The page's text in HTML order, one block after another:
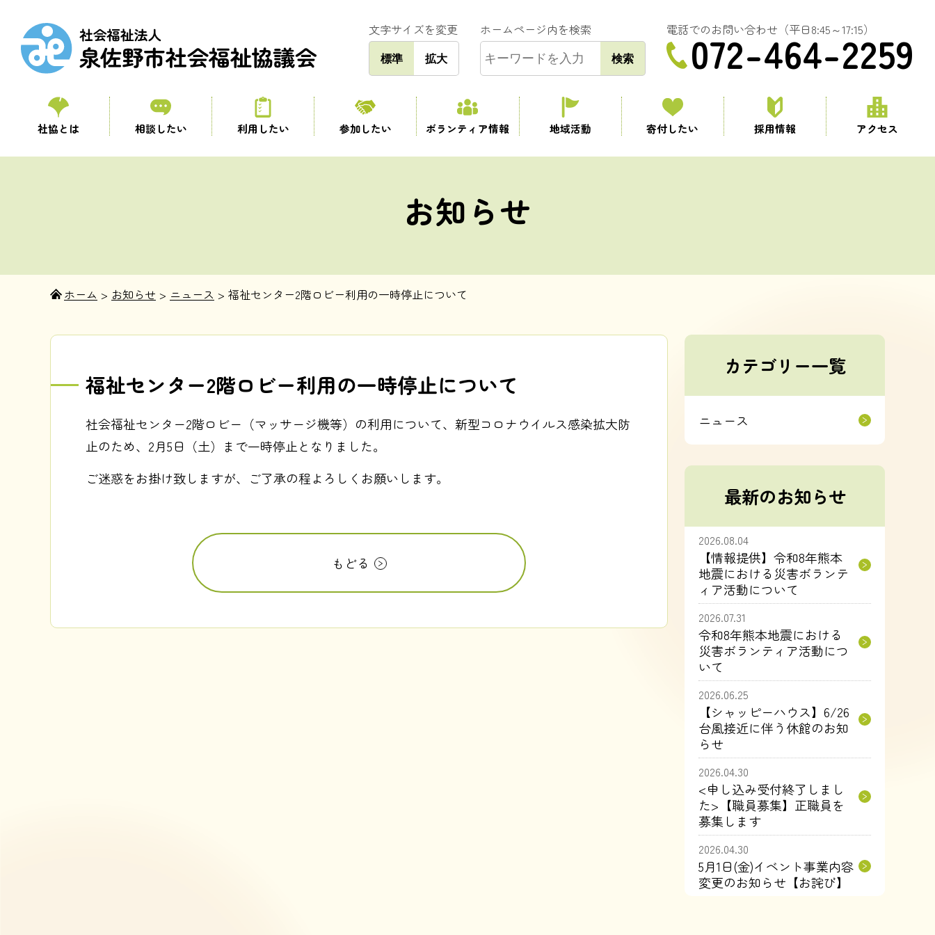
文字サイズを変更
標準 拡大
ホームページ内を検索
検索
電話でのお問い合わせ（平日8:45～17:15）
072-464-2259
社協とは 相談したい 利用したい 参加したい ボランティア情報 地域活動 寄付したい 採用情報 アクセス
お知らせ
ホーム > お知らせ > ニュース > 福祉センター2階ロビー利用の一時停止について
福祉センター2階ロビー利用の一時停止について
社会福祉センター2階ロビー（マッサージ機等）の利用について、新型コロナウイルス感染拡大防
止のため、2月5日（土）まで一時停止となりました。
ご迷惑をお掛け致しますが、ご了承の程よろしくお願いします。
もどる
カテゴリー一覧
ニュース
最新のお知らせ
2026.08.04
【情報提供】令和8年熊本
地震における災害ボランテ
ィア活動について
2026.07.31
令和8年熊本地震における
災害ボランティア活動につ
いて
2026.06.25
【シャッピーハウス】6/26
台風接近に伴う休館のお知
らせ
2026.04.30
<申し込み受付終了しまし
た>【職員募集】正職員を
募集します
2026.04.30
5月1日(金)イベント事業内容
変更のお知らせ【お詫び】